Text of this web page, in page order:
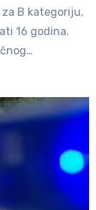
B kategoriju,
16 godina.